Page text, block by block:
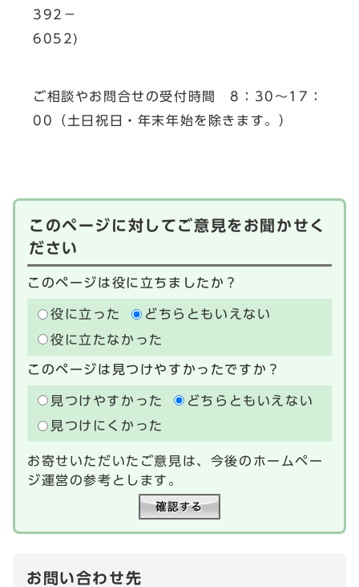
392－
6052)
ご相談やお問合せの受付時間 8：30～17：
00（土日祝日・年末年始を除きます。）
このページに対してご意見をお聞かせく
ださい
このページは役に立ちましたか？
役に立った
どちらともいえない
役に立たなかった
このページは見つけやすかったですか？
見つけやすかった
どちらともいえない
見つけにくかった
お寄せいただいたご意見は、今後のホームペー
ジ運営の参考とします。
お問い合わせ先